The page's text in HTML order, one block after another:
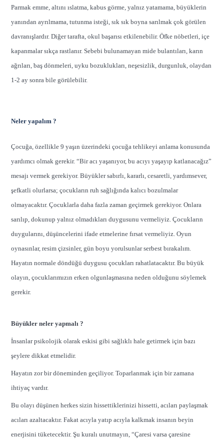
Parmak emme, altını ıslatma, kabus görme, yalnız yatamama, büyüklerin
yanından ayrılmama, tutunma isteği, sık sık boyna sarılmak çok görülen
davranışlardır. Diğer tarafta, okul başarısı etkilenebilir. Öfke nöbetleri, içe
kapanmalar sıkça rastlanır. Sebebi bulunamayan mide bulantıları, karın
ağrıları, baş dönmeleri, uyku bozuklukları, neşesizlik, durgunluk, olaydan
1-2 ay sonra bile görülebilir.
Neler yapalım ?
Çocuğa, özellikle 9 yaşın üzerindeki çocuğa tehlikeyi anlama konusunda
yardımcı olmak gerekir. “Bir acı yaşanıyor, bu acıyı yaşayıp katlanacağız”
mesajı vermek gerekiyor. Büyükler sabırlı, kararlı, cesaretli, yardımsever,
şefkatli olurlarsa; çocukların ruh sağlığında kalıcı bozulmalar
olmayacaktır. Çocuklarla daha fazla zaman geçirmek gerekiyor. Onlara
sarılıp, dokunup yalnız olmadıkları duygusunu vermeliyiz. Çocukların
duygularını, düşüncelerini ifade etmelerine fırsat vermeliyiz. Oyun
oynasınlar, resim çizsinler, gün boyu yorulsunlar serbest bırakalım.
Hayatın normale döndüğü duygusu çocukları rahatlatacaktır. Bu büyük
olayın, çocuklarımızın erken olgunlaşmasına neden olduğunu söylemek
gerekir.
Büyükler neler yapmalı ?
İnsanlar psikolojik olarak eskisi gibi sağlıklı hale getirmek için bazı
şeylere dikkat etmelidir.
Hayatın zor bir döneminden geçiliyor. Toparlanmak için bir zamana
ihtiyaç vardır.
Bu olayı düşünen herkes sizin hissettiklerinizi hissetti, acıları paylaşmak
acıları azaltacaktır. Fakat acıyla yatıp acıyla kalkmak insanın beyin
enerjisini tüketecektir. Şu kuralı unutmayın, “Çaresi varsa çaresine